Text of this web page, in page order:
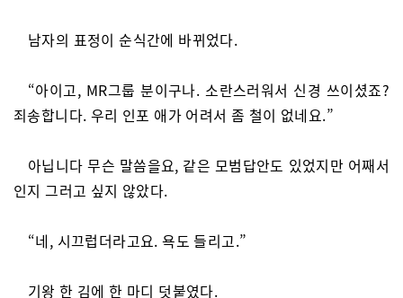
남자의 표정이 순식간에 바뀌었다.
“아이고, MR그룹 분이구나. 소란스러워서 신경 쓰이셨죠?
죄송합니다. 우리 인포 애가 어려서 좀 철이 없네요.”
아닙니다 무슨 말씀을요, 같은 모범답안도 있었지만 어째서
인지 그러고 싶지 않았다.
“네, 시끄럽더라고요. 욕도 들리고.”
기왕 한 김에 한 마디 덧붙였다.